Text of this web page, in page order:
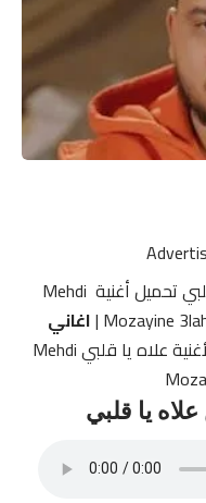
مهدي مزين علاه يا قلبي تحميل أغنية ‏ Mehdi
Mozayine اغاني
كلمات الأغنية علاه يا قلبي Mehdi
يا قلبي